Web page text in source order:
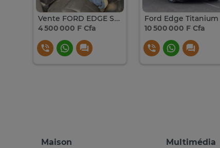
Vente FORD EDGE SEL 4 CYLINDRES ECOBOOST
4 500 000 F Cfa
10 500 000 F Cfa
Maison Multimédia